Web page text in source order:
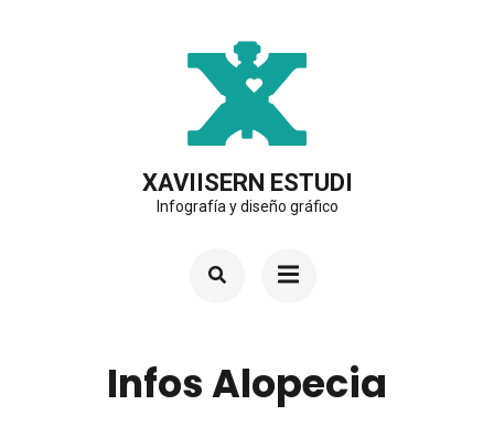
XAVIISERN ESTUDI
Infografía y diseño gráfico
Infos Alopecia